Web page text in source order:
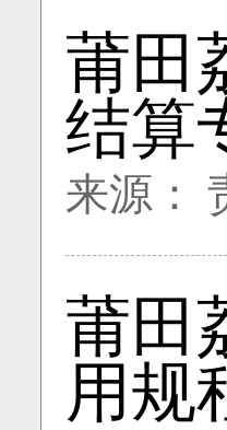
莆田
结算
来源：
莆田
用规